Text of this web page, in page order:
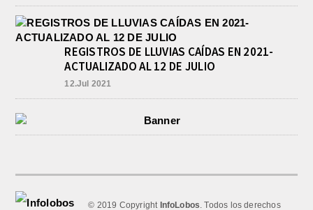
REGISTROS DE LLUVIAS CAÍDAS EN 2021-
ACTUALIZADO AL 12 DE JULIO
12.Jul 2021
© 2019 Copyright InfoLobos. Todos los derechos